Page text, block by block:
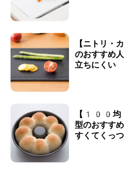
【ニトリ
のおすすめ
立ちにくい
【100均・
型のおすす
すくてくっ